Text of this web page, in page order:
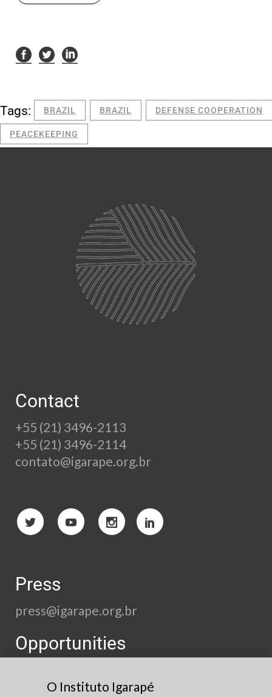
Tags: BRAZIL BRAZIL DEFENSE COOPERATION
PEACEKEEPING
Contact
+55 (21) 3496-2113
+55 (21) 3496-2114
contato@igarape.org.br
Press
press@igarape.org.br
Opportunities
O Instituto Igarapé